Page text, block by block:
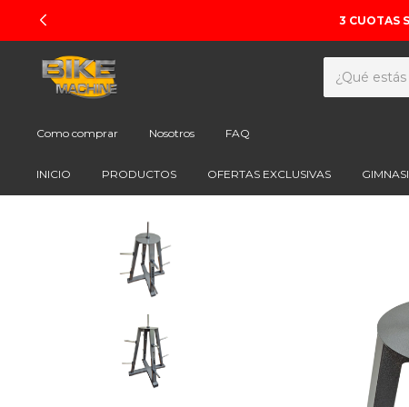
3 CUOTAS
Como comprar Nosotros FAQ
INICIO PRODUCTOS OFERTAS EXCLUSIVAS